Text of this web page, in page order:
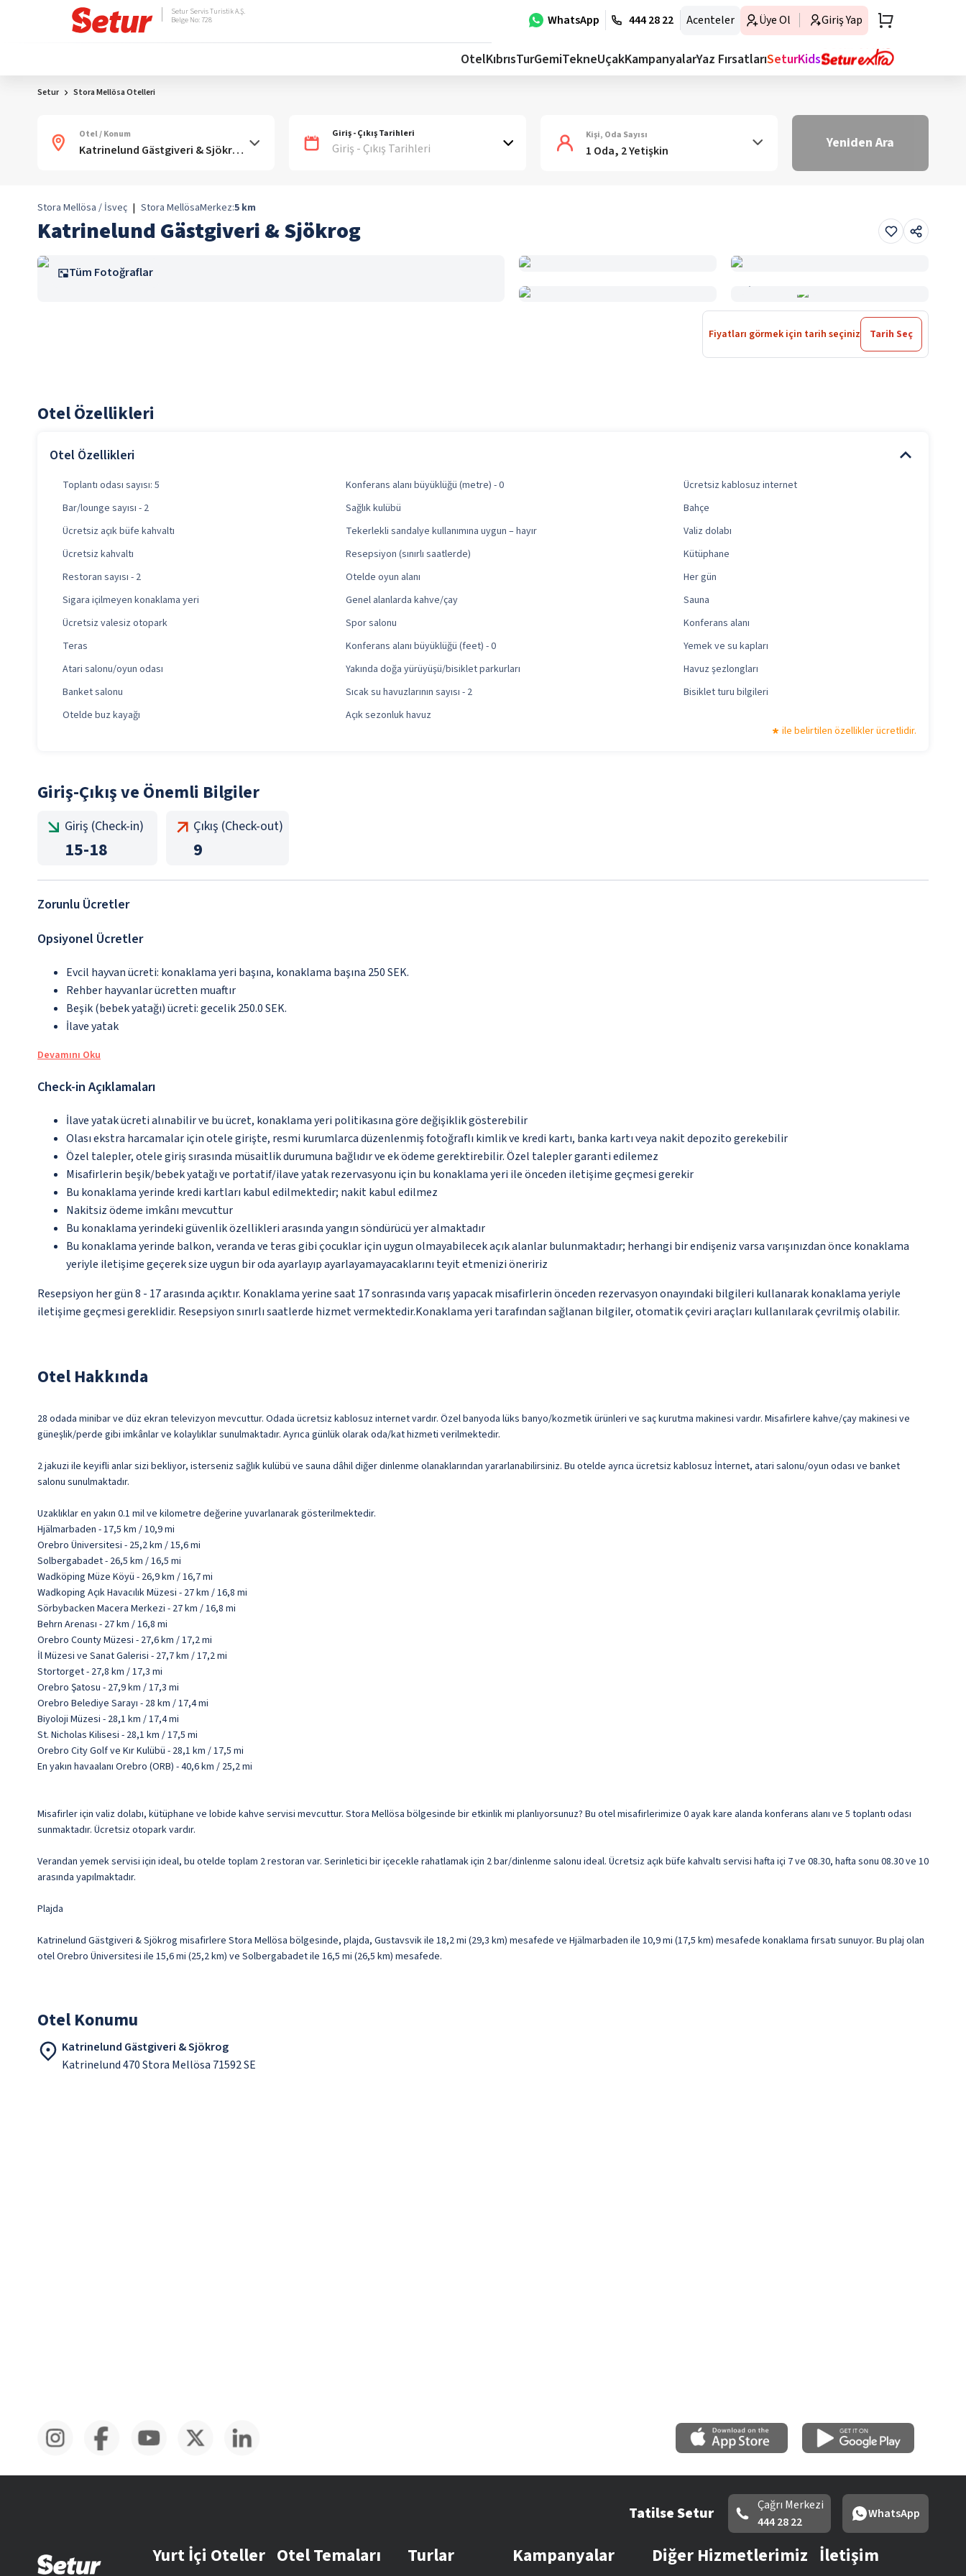
WhatsApp 444 28 22 Acenteler Üye Ol Giriş Yap
Setur Servis Turistik A.Ş.
Belge No: 728
OtelKıbrısTurGemiTekneUçakKampanyalarYaz FırsatlarıSeturKids
Setur Stora Mellösa Otelleri
Otel / Konum Giriş - Çıkış Tarihleri
Giriş - Çıkış Tarihleri
Kişi, Oda Sayısı
1 Oda, 2 Yetişkin Yeniden Ara
Stora Mellösa / İsveç | Stora MellösaMerkez:5 km
Katrinelund Gästgiveri & Sjökrog
Tüm Fotoğraflar
Fiyatları görmek için tarih seçiniz Tarih Seç
Otel Özellikleri
Otel Özellikleri
Toplantı odası sayısı: 5 Konferans alanı büyüklüğü (metre) - 0
Ücretsiz kablosuz internet
Bar/lounge sayısı - 2
Sağlık kulübü
Bahçe
Ücretsiz açık büfe kahvaltı
Tekerlekli sandalye kullanımına uygun – hayır
Valiz dolabı
Ücretsiz kahvaltı
Resepsiyon (sınırlı saatlerde)
Kütüphane
Restoran sayısı - 2
Otelde oyun alanı
Her gün
Sigara içilmeyen konaklama yeri
Genel alanlarda kahve/çay
Sauna
Ücretsiz valesiz otopark
Spor salonu
Konferans alanı
Teras
Konferans alanı büyüklüğü (feet) - 0
Yemek ve su kapları
Atari salonu/oyun odası
Yakında doğa yürüyüşü/bisiklet parkurları
Havuz şezlongları
Banket salonu
Sıcak su havuzlarının sayısı - 2
Bisiklet turu bilgileri
Otelde buz kayağı
Açık sezonluk havuz
ile belirtilen özellikler ücretlidir.
Giriş-Çıkış ve Önemli Bilgiler
Giriş (Check-in)
15-18
Çıkış (Check-out)
9
Zorunlu Ücretler
Opsiyonel Ücretler
Evcil hayvan ücreti: konaklama yeri başına, konaklama başına 250 SEK.
Rehber hayvanlar ücretten muaftır
Beşik (bebek yatağı) ücreti: gecelik 250.0 SEK.
İlave yatak
Devamını Oku
Check-in Açıklamaları
İlave yatak ücreti alınabilir ve bu ücret, konaklama yeri politikasına göre değişiklik gösterebilir
Olası ekstra harcamalar için otele girişte, resmi kurumlarca düzenlenmiş fotoğraflı kimlik ve kredi kartı, banka kartı veya nakit depozito gerekebilir
Özel talepler, otele giriş sırasında müsaitlik durumuna bağlıdır ve ek ödeme gerektirebilir. Özel talepler garanti edilemez
Misafirlerin beşik/bebek yatağı ve portatif/ilave yatak rezervasyonu için bu konaklama yeri ile önceden iletişime geçmesi gerekir
Bu konaklama yerinde kredi kartları kabul edilmektedir; nakit kabul edilmez
Nakitsiz ödeme imkânı mevcuttur
Bu konaklama yerindeki güvenlik özellikleri arasında yangın söndürücü yer almaktadır
Bu konaklama yerinde balkon, veranda ve teras gibi çocuklar için uygun olmayabilecek açık alanlar bulunmaktadır; herhangi bir endişeniz varsa varışınızdan önce konaklama
yeriyle iletişime geçerek size uygun bir oda ayarlayıp ayarlayamayacaklarını teyit etmenizi öneririz
Resepsiyon her gün 8 - 17 arasında açıktır. Konaklama yerine saat 17 sonrasında varış yapacak misafirlerin önceden rezervasyon onayındaki bilgileri kullanarak konaklama yeriyle
iletişime geçmesi gereklidir. Resepsiyon sınırlı saatlerde hizmet vermektedir.Konaklama yeri tarafından sağlanan bilgiler, otomatik çeviri araçları kullanılarak çevrilmiş olabilir.
Otel Hakkında
28 odada minibar ve düz ekran televizyon mevcuttur. Odada ücretsiz kablosuz internet vardır. Özel banyoda lüks banyo/kozmetik ürünleri ve saç kurutma makinesi vardır. Misafirlere kahve/çay makinesi ve
güneşlik/perde gibi imkânlar ve kolaylıklar sunulmaktadır. Ayrıca günlük olarak oda/kat hizmeti verilmektedir.
2 jakuzi ile keyifli anlar sizi bekliyor, isterseniz sağlık kulübü ve sauna dâhil diğer dinlenme olanaklarından yararlanabilirsiniz. Bu otelde ayrıca ücretsiz kablosuz İnternet, atari salonu/oyun odası ve banket
salonu sunulmaktadır.
Uzaklıklar en yakın 0.1 mil ve kilometre değerine yuvarlanarak gösterilmektedir.
Hjälmarbaden - 17,5 km / 10,9 mi
Orebro Üniversitesi - 25,2 km / 15,6 mi
Solbergabadet - 26,5 km / 16,5 mi
Wadköping Müze Köyü - 26,9 km / 16,7 mi
Wadkoping Açık Havacılık Müzesi - 27 km / 16,8 mi
Sörbybacken Macera Merkezi - 27 km / 16,8 mi
Behrn Arenası - 27 km / 16,8 mi
Orebro County Müzesi - 27,6 km / 17,2 mi
İl Müzesi ve Sanat Galerisi - 27,7 km / 17,2 mi
Stortorget - 27,8 km / 17,3 mi
Orebro Şatosu - 27,9 km / 17,3 mi
Orebro Belediye Sarayı - 28 km / 17,4 mi
Biyoloji Müzesi - 28,1 km / 17,4 mi
St. Nicholas Kilisesi - 28,1 km / 17,5 mi
Orebro City Golf ve Kır Kulübü - 28,1 km / 17,5 mi
En yakın havaalanı Orebro (ORB) - 40,6 km / 25,2 mi
Misafirler için valiz dolabı, kütüphane ve lobide kahve servisi mevcuttur. Stora Mellösa bölgesinde bir etkinlik mi planlıyorsunuz? Bu otel misafirlerimize 0 ayak kare alanda konferans alanı ve 5 toplantı odası
sunmaktadır. Ücretsiz otopark vardır.
Verandan yemek servisi için ideal, bu otelde toplam 2 restoran var. Serinletici bir içecekle rahatlamak için 2 bar/dinlenme salonu ideal. Ücretsiz açık büfe kahvaltı servisi hafta içi 7 ve 08.30, hafta sonu 08.30 ve 10
arasında yapılmaktadır.
Plajda
Katrinelund Gästgiveri & Sjökrog misafirlere Stora Mellösa bölgesinde, plajda, Gustavsvik ile 18,2 mi (29,3 km) mesafede ve Hjälmarbaden ile 10,9 mi (17,5 km) mesafede konaklama fırsatı sunuyor. Bu plaj olan
otel Orebro Üniversitesi ile 15,6 mi (25,2 km) ve Solbergabadet ile 16,5 mi (26,5 km) mesafede.
Otel Konumu
Katrinelund Gästgiveri & Sjökrog
Katrinelund 470 Stora Mellösa 71592 SE
Tatilse Setur
Çağrı Merkezi
444 28 22
WhatsApp
Yurt İçi Oteller Otel Temaları Turlar Kampanyalar Diğer Hizmetlerimiz İletişim